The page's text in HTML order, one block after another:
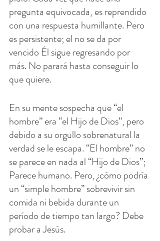
pregunta equivocada, es reprendido
con una respuesta humillante. Pero
es persistente; el no se da por
vencido Él sigue regresando por
más. No parará hasta conseguir lo
que quiere.
En su mente sospecha que “el
hombre” era “el Hijo de Dios”, pero
debido a su orgullo sobrenatural la
verdad se le escapa. “El hombre” no
se parece en nada al “Hijo de Dios”;
Parece humano. Pero, ¿cómo podría
un “simple hombre” sobrevivir sin
comida ni bebida durante un
período de tiempo tan largo? Debe
probar a Jesús.